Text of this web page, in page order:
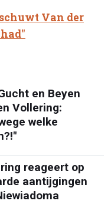
Van der
en Beyen
Vollering:
welke
reageert op
aantijgingen